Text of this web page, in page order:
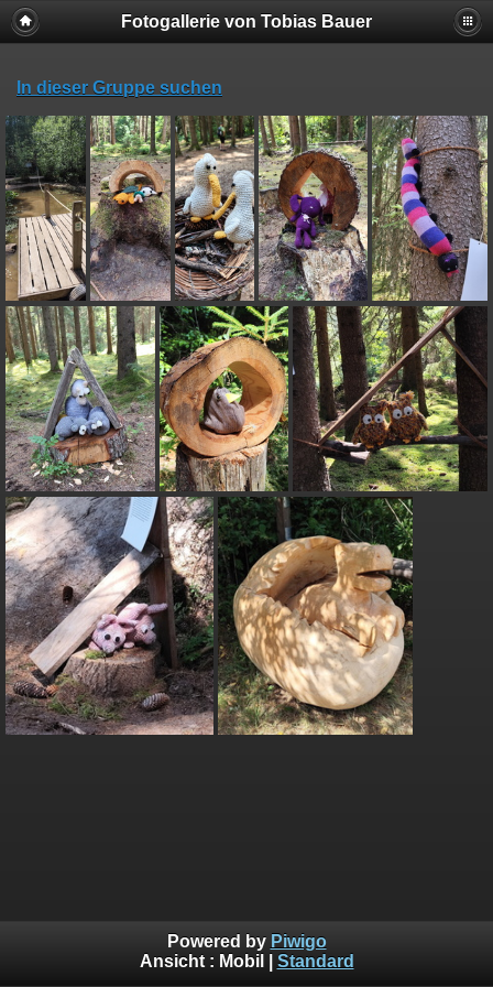
Fotogallerie von Tobias Bauer
In dieser Gruppe suchen
Powered by Piwigo
Ansicht : Mobil Standard